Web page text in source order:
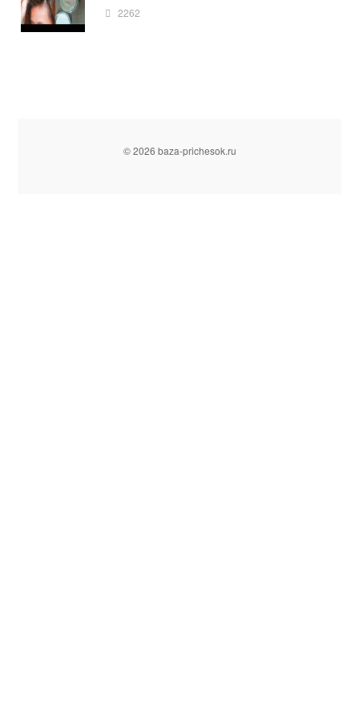
2262
© 2026 baza-prichesok.ru